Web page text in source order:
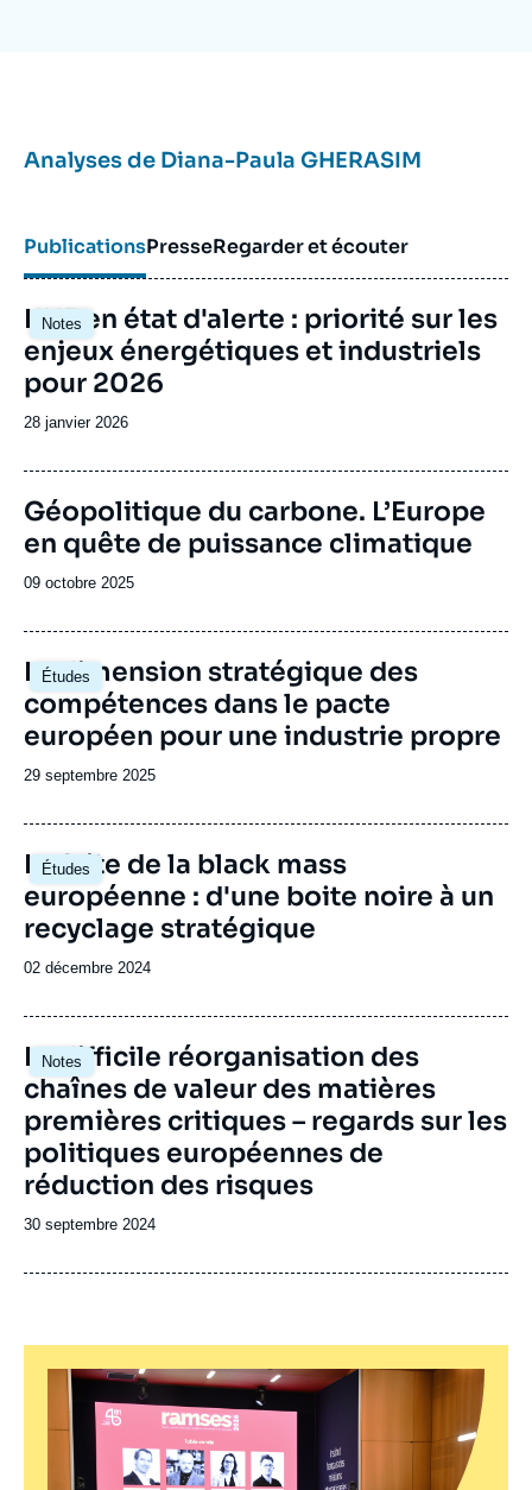
Analyses de Diana-Paula GHERASIM
PublicationsPresseRegarder et écouter
Notes
Image
principale
L'UE en état d'alerte : priorité sur les
enjeux énergétiques et industriels
pour 2026
Date
publication
28 janvier 2026
Image
de
couverture
la
Géopolitique du carbone. L’Europe
en quête de puissance climatique
Date
publication
09 octobre 2025
Études
Image
principale
La dimension stratégique des
compétences dans le pacte
européen pour une industrie propre
Date
publication
29 septembre 2025
Études
Image
principale
La fuite de la black mass
européenne : d'une boite noire à un
recyclage stratégique
Date
publication
02 décembre 2024
Notes
Image
principale
La difficile réorganisation des
chaînes de valeur des matières
premières critiques – regards sur les
politiques européennes de
réduction des risques
Date
publication
30 septembre 2024